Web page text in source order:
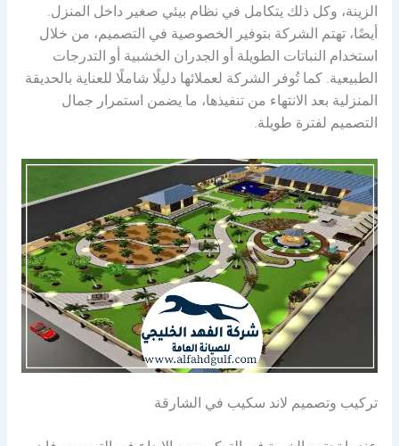
الزينة، وكل ذلك يتكامل في نظام بيئي صغير داخل المنزل.
أيضًا، تهتم الشركة بتوفير الخصوصية في التصميم، من خلال
استخدام النباتات الطويلة أو الجدران الخشبية أو التدرجات
الطبيعية. كما تُوفر الشركة لعملائها دليلًا شاملًا للعناية بالحديقة
المنزلية بعد الانتهاء من تنفيذها، ما يضمن استمرار جمال
التصميم لفترة طويلة.
تركيب وتصميم لاند سكيب في الشارقة